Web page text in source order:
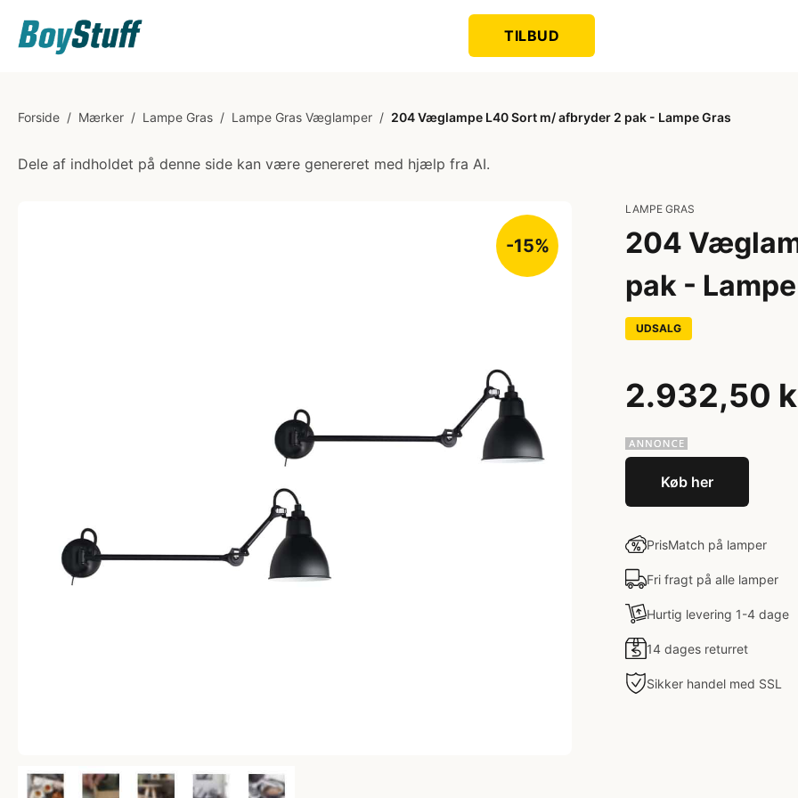
TILBUD
Forside / Mærker / Lampe Gras / Lampe Gras Væglamper / 204 Væglampe L40 Sort m/ afbryder 2 pak - Lampe Gras
Dele af indholdet på denne side kan være genereret med hjælp fra AI.
-15%
LAMPE GRAS
204
pak -
UDSALG
2.932,50
Køb her
PrisMatch på lamper
Fri fragt på alle lamper
Hurtig levering 1-4 dage
14 dages returret
Sikker handel med SSL